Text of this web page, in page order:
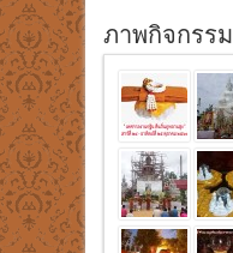
ภาพกิจกรรม